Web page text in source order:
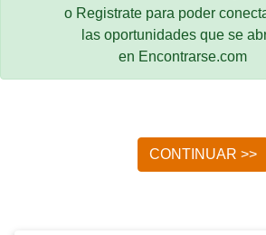
o Registrate para poder
las oportunidades que se
en Encontrarse.com
CONTINUAR >>